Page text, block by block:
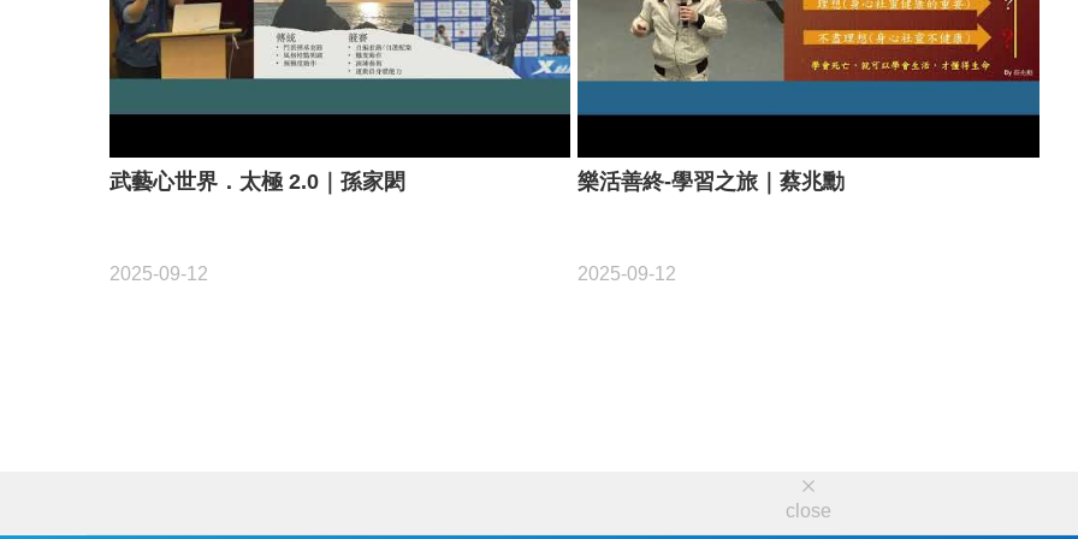
武藝心世界．太極 2.0｜孫家閎
2025-09-12
樂活善終-學習之旅｜蔡兆勳
2025-09-12
close